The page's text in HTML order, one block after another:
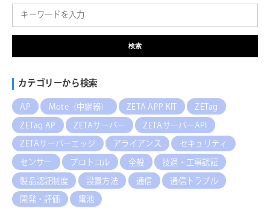
検索
カテゴリーから検索
AP Mote（中継器） ZETA APP KIT
ZETag
ZETag AP
ZETAサーバー
ZETAサーバーAPI
ZETAサーバーエッジ
アライアンス
セキュリティ
センサー
プロトコル 全般
技適・工事認証
製品認証制度
設置方法 通信
通信トラブル
開発・評価
電池